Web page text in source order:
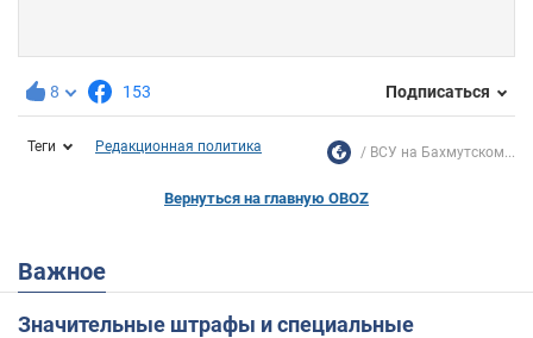
8 153 Подписаться
Теги Редакционная политика ВСУ на Бахмутском...
Вернуться на главную OBOZ
Важное
Значительные штрафы и специальные